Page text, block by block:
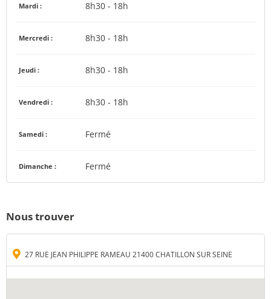
Mardi : 8h30 - 18h
Mercredi : 8h30 - 18h
Jeudi : 8h30 - 18h
Vendredi : 8h30 - 18h
Samedi : Fermé
Dimanche : Fermé
Nous trouver
27 RUE JEAN PHILIPPE RAMEAU 21400 CHATILLON SUR SEINE